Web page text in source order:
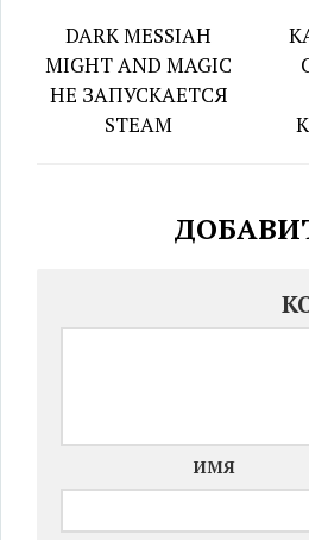
DARK MESSIAH
MIGHT AND MAGIC
НЕ ЗАПУСКАЕТСЯ
STEAM
ИМЯ